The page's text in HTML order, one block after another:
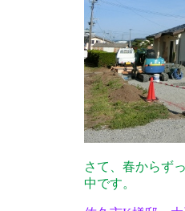
さて、春からず
中です。